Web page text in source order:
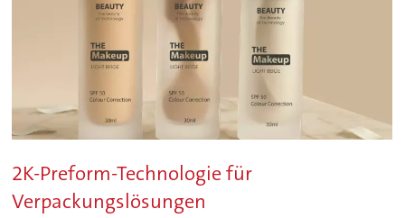
2K-Preform-Technologie für
Verpackungslösungen